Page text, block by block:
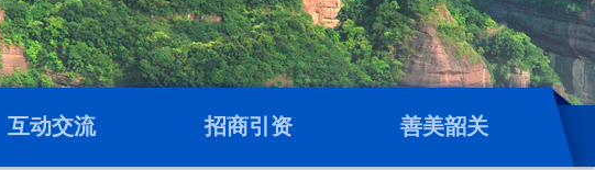
互动交流 招商引资 善美韶关